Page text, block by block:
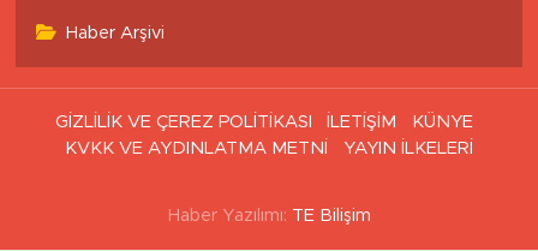
Haber Arşivi
GİZLİLİK VE ÇEREZ POLİTİKASI İLETİŞİM
KÜNYE
KVKK VE AYDINLATMA METNİ
YAYIN İLKELERİ
Haber Yazılımı: TE Bilişim